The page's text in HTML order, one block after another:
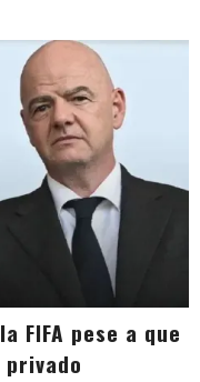
FIFA pese a que